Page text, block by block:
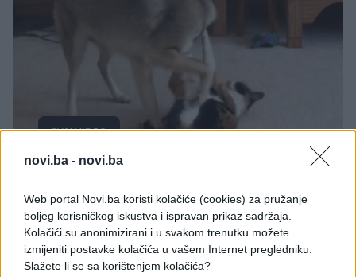
novi.ba - novi.ba
Web portal Novi.ba koristi kolačiće (cookies) za pružanje
boljeg korisničkog iskustva i ispravan prikaz sadržaja.
Kolačići su anonimizirani i u svakom trenutku možete
izmijeniti postavke kolačića u vašem Internet pregledniku.
Slažete li se sa korištenjem kolačića?
FUN VIDEO
Izgleda kao da će kojot pojesti ovu macu, ovo je
najzanimljivija stvar koju ste do sada vidjeli
(VIDEO)
Saznaj više